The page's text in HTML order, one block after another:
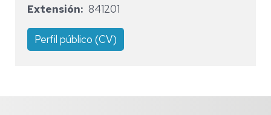
Extensión
841201
Perfil público (CV)